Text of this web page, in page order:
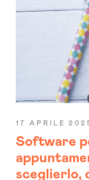
17 APRILE
Software
sceglierlo,